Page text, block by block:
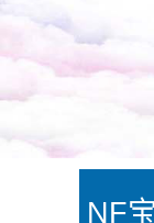
NF